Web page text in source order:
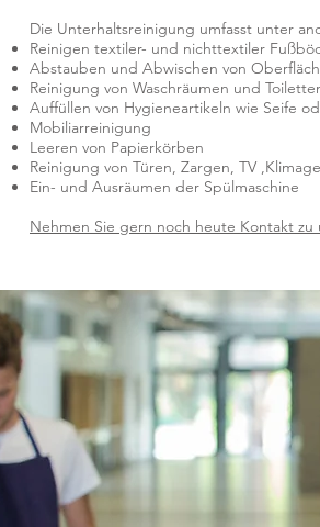
Die Unterhaltsreinigung umfasst unter
Reinigen textiler- und nichttextiler
Abstauben und Abwischen von
Reinigung von Waschräumen und
Auffüllen von Hygieneartikeln wie Seife
Mobiliarreinigung
Leeren von Papierkörben
Reinigung von Türen, Zargen, TV
Ein- und Ausräumen der Spülmaschine
Nehmen Sie gern noch heute Kontakt zu